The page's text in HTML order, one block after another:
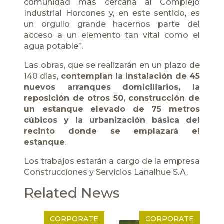
comunidad más cercana al Complejo
Industrial Horcones y, en este sentido, es
un orgullo grande hacernos parte del
acceso a un elemento tan vital como el
agua potable”.
Las obras, que se realizarán en un plazo de
140 días, contemplan la instalación de 45
nuevos arranques domiciliarios, la
reposición de otros 50, construcción de
un estanque elevado de 75 metros
cúbicos y la urbanización básica del
recinto donde se emplazará el
estanque.
Los trabajos estarán a cargo de la empresa
Construcciones y Servicios Lanalhue S.A.
Related News
CORPORATE CORPORATE